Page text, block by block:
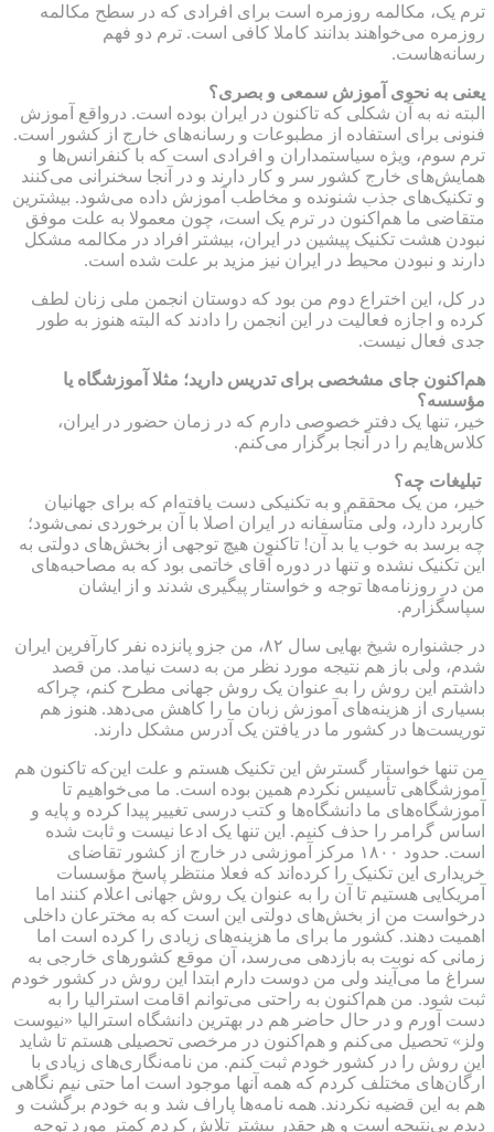
ترم یک، مکالمه روزمره است برای افرادی که در سطح مکالمه
روزمره می‌خواهند بدانند کاملا کافی است. ترم دو فهم
رسانه‌هاست.
یعنی به نحوی آموزش سمعی و بصری؟
البته نه به آن شکلی که تاکنون در ایران بوده است. درواقع آموزش
فنونی برای استفاده از مطبوعات و رسانه‌های خارج از کشور است.
ترم سوم، ویژه سیاستمداران و افرادی است که با کنفرانس‌ها و
همایش‌های خارج کشور سر و کار دارند و در آنجا سخنرانی می‌کنند
و تکنیک‌های جذب شنونده و مخاطب آموزش داده می‌شود. بیشترین
متقاضی ما هم‌اکنون در ترم یک است، چون معمولا به علت موفق
نبودن هشت تکنیک پیشین در ایران، بیشتر افراد در مکالمه مشکل
دارند و نبودن محیط در ایران نیز مزید بر علت شده است.
در کل، این اختراع دوم من بود که دوستان انجمن ملی زنان لطف
کرده و اجازه فعالیت در این انجمن را دادند که البته هنوز به طور
جدی فعال نیست.
هم‌اکنون جای مشخصی برای تدریس دارید؛ مثلا آموزشگاه یا
مؤسسه؟
خیر، تنها یک دفتر خصوصی دارم که در زمان حضور در ایران،
کلاس‌هایم را در آنجا برگزار می‌کنم.
تبلیغات چه؟
خیر، من یک محققم و به تکنیکی دست یافته‌ام که برای جهانیان
کاربرد دارد، ولی متأسفانه در ایران اصلا با آن برخوردی نمی‌شود؛
چه برسد به خوب یا بد آن! تاکنون هیچ توجهی از بخش‌های دولتی به
این تکنیک نشده و تنها در دوره آقای خاتمی بود که به مصاحبه‌های
من در روزنامه‌ها توجه و خواستار پیگیری شدند و از ایشان
سپاسگزارم.
در جشنواره شیخ بهایی سال ۸۲، من جزو پانزده نفر کارآفرین ایران
شدم، ولی باز هم نتیجه مورد نظر من به دست نیامد. من قصد
داشتم این روش را به عنوان یک روش جهانی مطرح کنم، چراکه
بسیاری از هزینه‌های آموزش زبان ما را کاهش می‌دهد. هنوز هم
توریست‌ها در کشور ما در یافتن یک آدرس مشکل دارند.
من تنها خواستار گسترش این تکنیک هستم و علت این‌که تاکنون هم
آموزشگاهی تأسیس نکردم همین بوده است. ما می‌خواهیم تا
آموزشگاه‌های ما دانشگاه‌ها و کتب درسی تغییر پیدا کرده و پایه و
اساس گرامر را حذف کنیم. این تنها یک ادعا نیست و ثابت شده
است. حدود ۱۸۰۰ مرکز آموزشی در خارج از کشور تقاضای
خریداری این تکنیک را کرده‌اند که فعلا منتظر پاسخ مؤسسات
آمریکایی هستیم تا آن را به عنوان یک روش جهانی اعلام کنند اما
درخواست من از بخش‌های دولتی این است که به مخترعان داخلی
اهمیت دهند. کشور ما برای ما هزینه‌های زیادی را کرده است اما
زمانی که نوبت به بازدهی می‌رسد، آن موقع کشورهای خارجی به
سراغ ما می‌آیند ولی من دوست دارم ابتدا این روش در کشور خودم
ثبت شود. من هم‌اکنون به راحتی می‌توانم اقامت استرالیا را به
دست آورم و در حال حاضر هم در بهترین دانشگاه استرالیا «نیوست
ولز» تحصیل می‌کنم و هم‌اکنون در مرخصی تحصیلی هستم تا شاید
این روش را در کشور خودم ثبت کنم. من نامه‌نگاری‌های زیادی با
ارگان‌های مختلف کردم که همه آنها موجود است اما حتی نیم نگاهی
هم به این قضیه نکردند. همه نامه‌ها پاراف شد و به خودم برگشت و
دیدم بی‌نتیجه است و هرچقدر بیشتر تلاش کردم کمتر مورد توجه